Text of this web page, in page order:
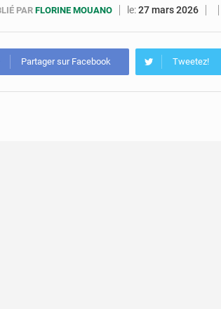
5 août 2026
PAR FLORINE MOUANO le:27 mars 2026
Partager sur Facebook Tweetez!